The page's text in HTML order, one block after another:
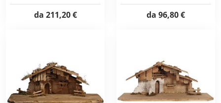
da 211,20 € da 96,80 €